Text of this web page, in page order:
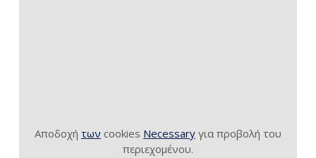
Αποδοχή των cookies Necessary για προβολή του
περιεχομένου.